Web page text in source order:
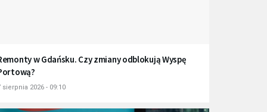
w Gdańsku. Czy zmiany odblokują Wyspę
sierpnia 2026 - 09:10